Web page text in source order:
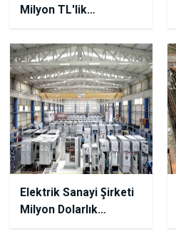
Milyon TL'lik
Anlaşmasını Duyurdu!
Elektrik Sanayi Şirketi
Milyon Dolarlık
Anlaşmasını Duyurdu!